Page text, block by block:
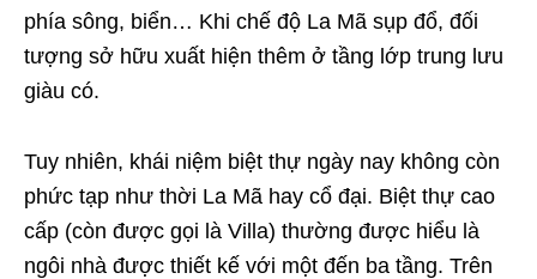
phía sông, biển… Khi chế độ La Mã sụp đổ, đối
tượng sở hữu xuất hiện thêm ở tầng lớp trung lưu
giàu có.
Tuy nhiên, khái niệm biệt thự ngày nay không còn
phức tạp như thời La Mã hay cổ đại. Biệt thự cao
cấp (còn được gọi là Villa) thường được hiểu là
ngôi nhà được thiết kế với một đến ba tầng. Trên